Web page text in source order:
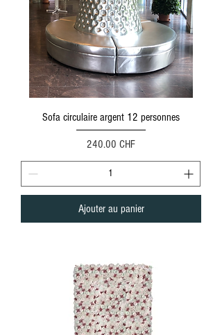
Sofa circulaire argent 12 personnes
Prix
240.00 CHF
Ajouter au panier